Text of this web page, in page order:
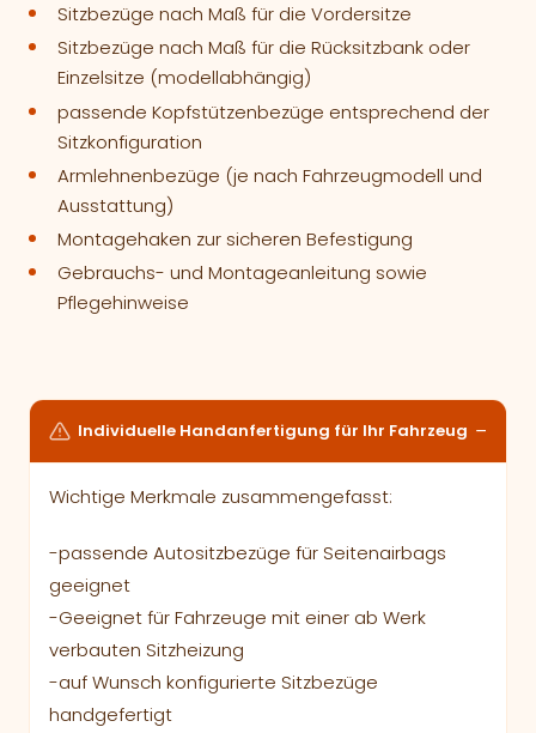
Sitzbezüge nach Maß für die Vordersitze
Sitzbezüge nach Maß für die Rücksitzbank oder
Einzelsitze (modellabhängig)
passende Kopfstützenbezüge entsprechend der
Sitzkonfiguration
Armlehnenbezüge (je nach Fahrzeugmodell und
Ausstattung)
Montagehaken zur sicheren Befestigung
Gebrauchs- und Montageanleitung sowie
Pflegehinweise
Individuelle Handanfertigung für Ihr Fahrzeug
Wichtige Merkmale zusammengefasst:
-passende Autositzbezüge für Seitenairbags
geeignet
-Geeignet für Fahrzeuge mit einer ab Werk
verbauten Sitzheizung
-auf Wunsch konfigurierte Sitzbezüge
handgefertigt